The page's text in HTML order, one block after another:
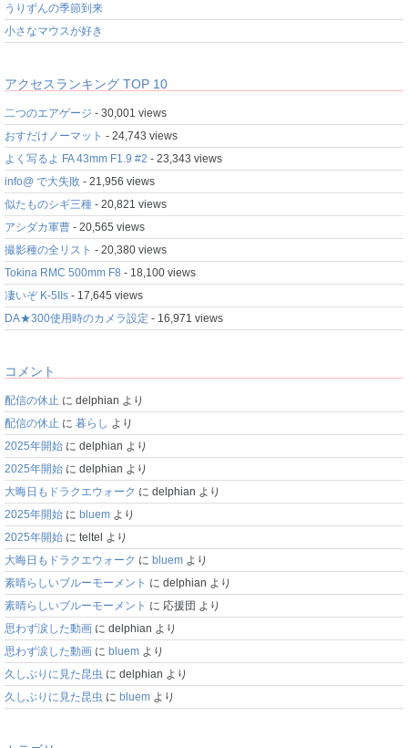
うりずんの季節到来
小さなマウスが好き
アクセスランキング TOP 10
二つのエアゲージ - 30,001 views
おすだけノーマット - 24,743 views
よく写るよ FA 43mm F1.9 #2 - 23,343 views
info@ で大失敗 - 21,956 views
似たものシギ三種 - 20,821 views
アシダカ軍曹 - 20,565 views
撮影種の全リスト - 20,380 views
Tokina RMC 500mm F8 - 18,100 views
凄いぞ K-5IIs - 17,645 views
DA★300使用時のカメラ設定 - 16,971 views
コメント
配信の休止 に delphian より
配信の休止 に 暮らし より
2025年開始 に delphian より
2025年開始 に delphian より
大晦日もドラクエウォーク に delphian より
2025年開始 に bluem より
2025年開始 に teltel より
大晦日もドラクエウォーク に bluem より
素晴らしいブルーモーメント に delphian より
素晴らしいブルーモーメント に 応援団 より
思わず涙した動画 に delphian より
思わず涙した動画 に bluem より
久しぶりに見た昆虫 に delphian より
久しぶりに見た昆虫 に bluem より